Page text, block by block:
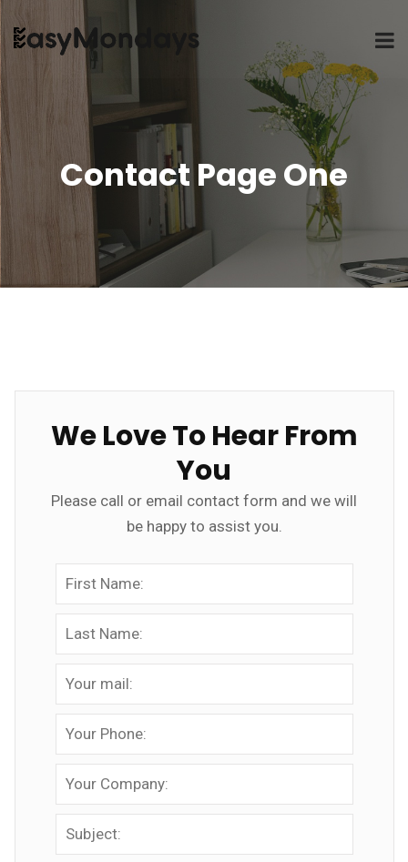
Contact Page One
We Love To Hear From
You
Please call or email contact form and we will
be happy to assist you.